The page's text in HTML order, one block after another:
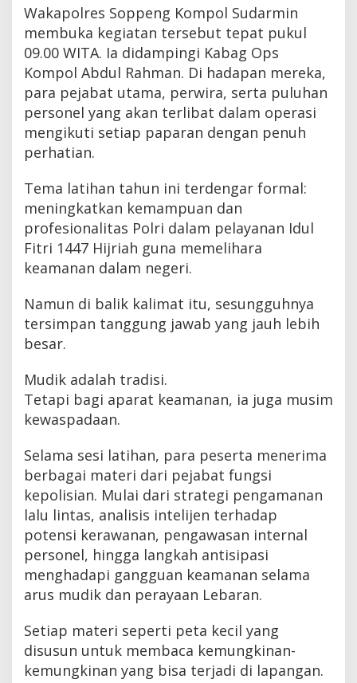
Wakapolres Soppeng Kompol Sudarmin
membuka kegiatan tersebut tepat pukul
09.00 WITA. Ia didampingi Kabag Ops
Kompol Abdul Rahman. Di hadapan mereka,
para pejabat utama, perwira, serta puluhan
personel yang akan terlibat dalam operasi
mengikuti setiap paparan dengan penuh
perhatian.
Tema latihan tahun ini terdengar formal:
meningkatkan kemampuan dan
profesionalitas Polri dalam pelayanan Idul
Fitri 1447 Hijriah guna memelihara
keamanan dalam negeri.
Namun di balik kalimat itu, sesungguhnya
tersimpan tanggung jawab yang jauh lebih
besar.
Mudik adalah tradisi.
Tetapi bagi aparat keamanan, ia juga musim
kewaspadaan.
Selama sesi latihan, para peserta menerima
berbagai materi dari pejabat fungsi
kepolisian. Mulai dari strategi pengamanan
lalu lintas, analisis intelijen terhadap
potensi kerawanan, pengawasan internal
personel, hingga langkah antisipasi
menghadapi gangguan keamanan selama
arus mudik dan perayaan Lebaran.
Setiap materi seperti peta kecil yang
disusun untuk membaca kemungkinan-
kemungkinan yang bisa terjadi di lapangan.